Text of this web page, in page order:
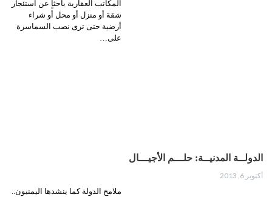
المكاتب العقارية باحثاٍ عن استئجار
شقة أو منزل أو محل أو شراء
أرضية حتى ترى نصب السماسرة
على…
الدولــة المدنيــة‮: ‬حلـــم الأجيـــال
أكتوبر 6, 2013
ملامح الدولة كما ينشدها اليمنيون..